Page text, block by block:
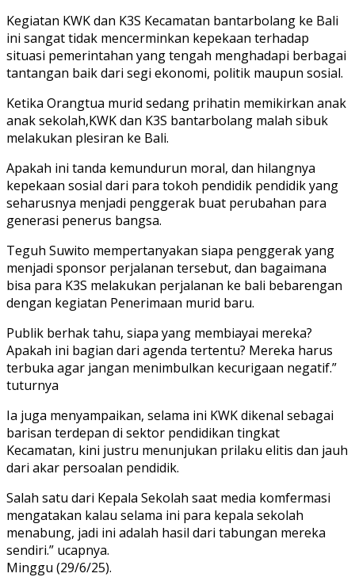
Kegiatan KWK dan K3S Kecamatan bantarbolang ke Bali
ini sangat tidak mencerminkan kepekaan terhadap
situasi pemerintahan yang tengah menghadapi berbagai
tantangan baik dari segi ekonomi, politik maupun sosial.
Ketika Orangtua murid sedang prihatin memikirkan anak
anak sekolah,KWK dan K3S bantarbolang malah sibuk
melakukan plesiran ke Bali.
Apakah ini tanda kemundurun moral, dan hilangnya
kepekaan sosial dari para tokoh pendidik pendidik yang
seharusnya menjadi penggerak buat perubahan para
generasi penerus bangsa.
Teguh Suwito mempertanyakan siapa penggerak yang
menjadi sponsor perjalanan tersebut, dan bagaimana
bisa para K3S melakukan perjalanan ke bali bebarengan
dengan kegiatan Penerimaan murid baru.
Publik berhak tahu, siapa yang membiayai mereka?
Apakah ini bagian dari agenda tertentu? Mereka harus
terbuka agar jangan menimbulkan kecurigaan negatif.”
tuturnya
Ia juga menyampaikan, selama ini KWK dikenal sebagai
barisan terdepan di sektor pendidikan tingkat
Kecamatan, kini justru menunjukan prilaku elitis dan jauh
dari akar persoalan pendidik.
Salah satu dari Kepala Sekolah saat media komfermasi
mengatakan kalau selama ini para kepala sekolah
menabung, jadi ini adalah hasil dari tabungan mereka
sendiri.” ucapnya.
Minggu (29/6/25).